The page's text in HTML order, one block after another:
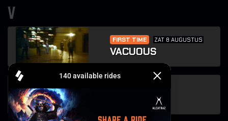
v
FIRST TIME ZAT 8 AUGUSTUS
VACUOUS